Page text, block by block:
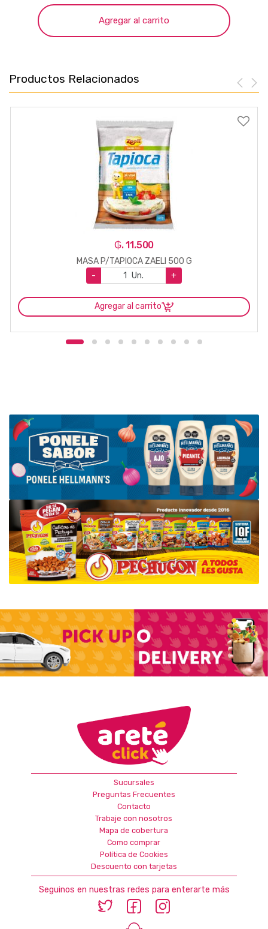
Agregar al carrito
Productos Relacionados
₲. 11.500
MASA P/TAPIOCA ZAELI 500 G
-
Un. +
Agregar al carrito
Sucursales
Preguntas Frecuentes
Contacto
Trabaje con nosotros
Mapa de cobertura
Como comprar
Política de Cookies
Descuento con tarjetas
Seguinos en nuestras redes para enterarte más